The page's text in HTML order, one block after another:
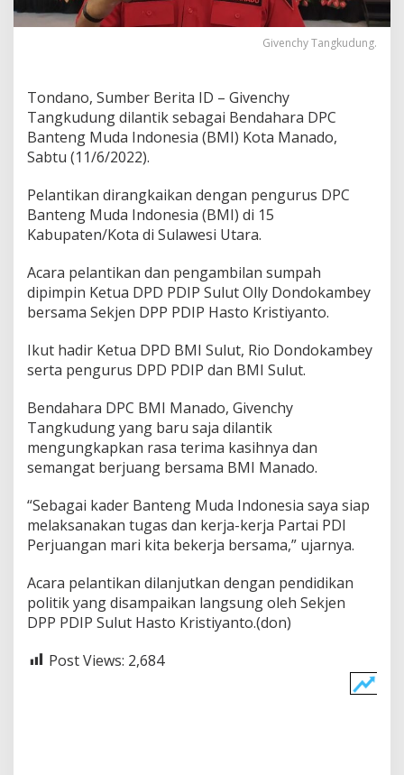
a
k
m
e
n
d
i
B
e
d
a
h
a
a
B
K
o
t
a
M
n
a
d
Givenchy Tangkudung.
Tondano, Sumber Berita ID – Givenchy
Tangkudung dilantik sebagai Bendahara DPC
Banteng Muda Indonesia (BMI) Kota Manado,
Sabtu (11/6/2022).
Pelantikan dirangkaikan dengan pengurus DPC
Banteng Muda Indonesia (BMI) di 15
Kabupaten/Kota di Sulawesi Utara.
Acara pelantikan dan pengambilan sumpah
dipimpin Ketua DPD PDIP Sulut Olly Dondokambey
bersama Sekjen DPP PDIP Hasto Kristiyanto.
Ikut hadir Ketua DPD BMI Sulut, Rio Dondokambey
serta pengurus DPD PDIP dan BMI Sulut.
Bendahara DPC BMI Manado, Givenchy
Tangkudung yang baru saja dilantik
mengungkapkan rasa terima kasihnya dan
semangat berjuang bersama BMI Manado.
“Sebagai kader Banteng Muda Indonesia saya siap
melaksanakan tugas dan kerja-kerja Partai PDI
Perjuangan mari kita bekerja bersama,” ujarnya.
Acara pelantikan dilanjutkan dengan pendidikan
politik yang disampaikan langsung oleh Sekjen
DPP PDIP Sulut Hasto Kristiyanto.(don)
Post Views: 2,684